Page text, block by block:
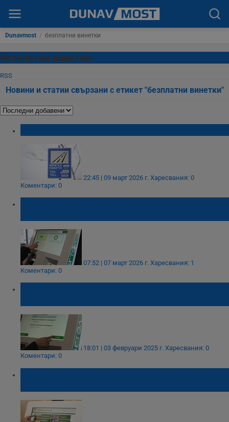
Dunavmost / безплатни винетки
безплатни винетки
RSS
Новини и статии свързани с етикет "безплатни винетки"
22:45 | 09 март 2026 г. Харесвания: 0
Коментари: 0
07:52 | 07 март 2026 г. Харесвания: 1
Коментари: 0
18:01 | 03 февруари 2025 г. Харесвания: 0
Коментари: 0